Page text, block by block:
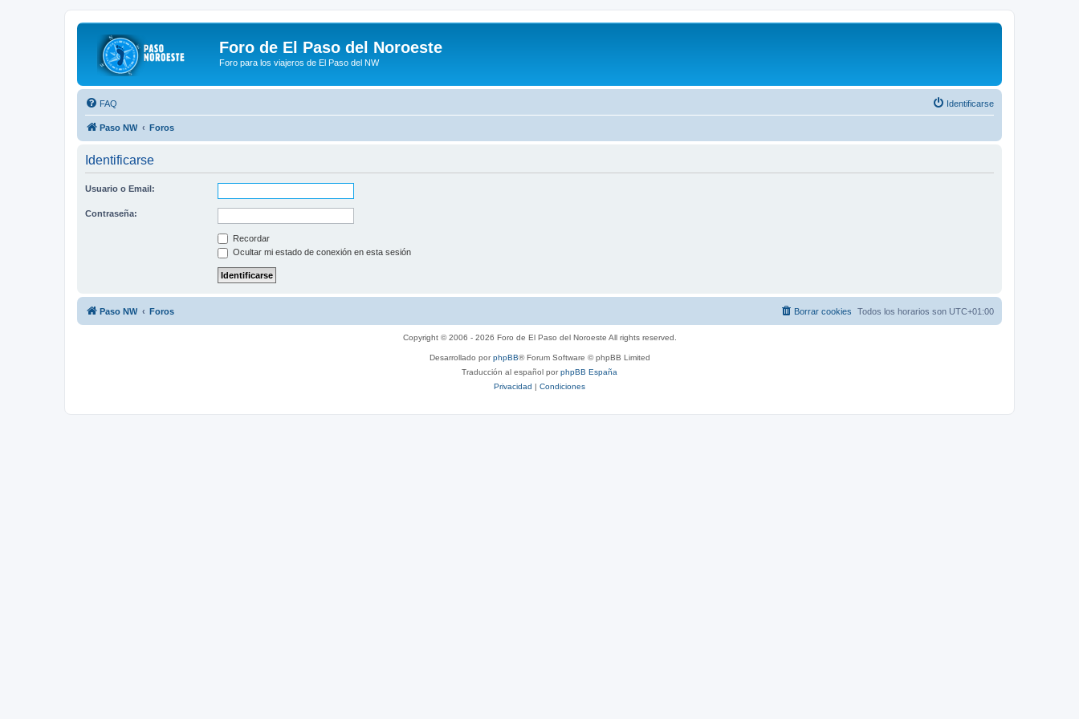
Foro de El Paso del Noroeste
Foro para los viajeros de El Paso del NW
FAQ Identificarse
Paso NW Foros
Identificarse
Usuario o Email:
Contraseña:
Recordar
Ocultar mi estado de conexión en esta sesión
Paso NW Foros Todos los horarios son UTC+01:00
Borrar cookies
Copyright © 2006 - 2026 Foro de El Paso del Noroeste All rights reserved.
Desarrollado porphpBB® Forum Software © phpBB Limited
Traducción al español porphpBB España
Privacidad | Condiciones